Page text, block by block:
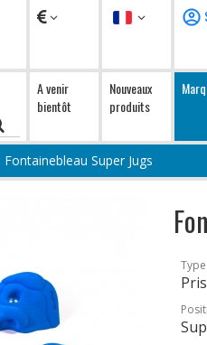
Devises Langue
A venir
bientôt
Nouveaux
produits
Fontainebleau Super Jugs